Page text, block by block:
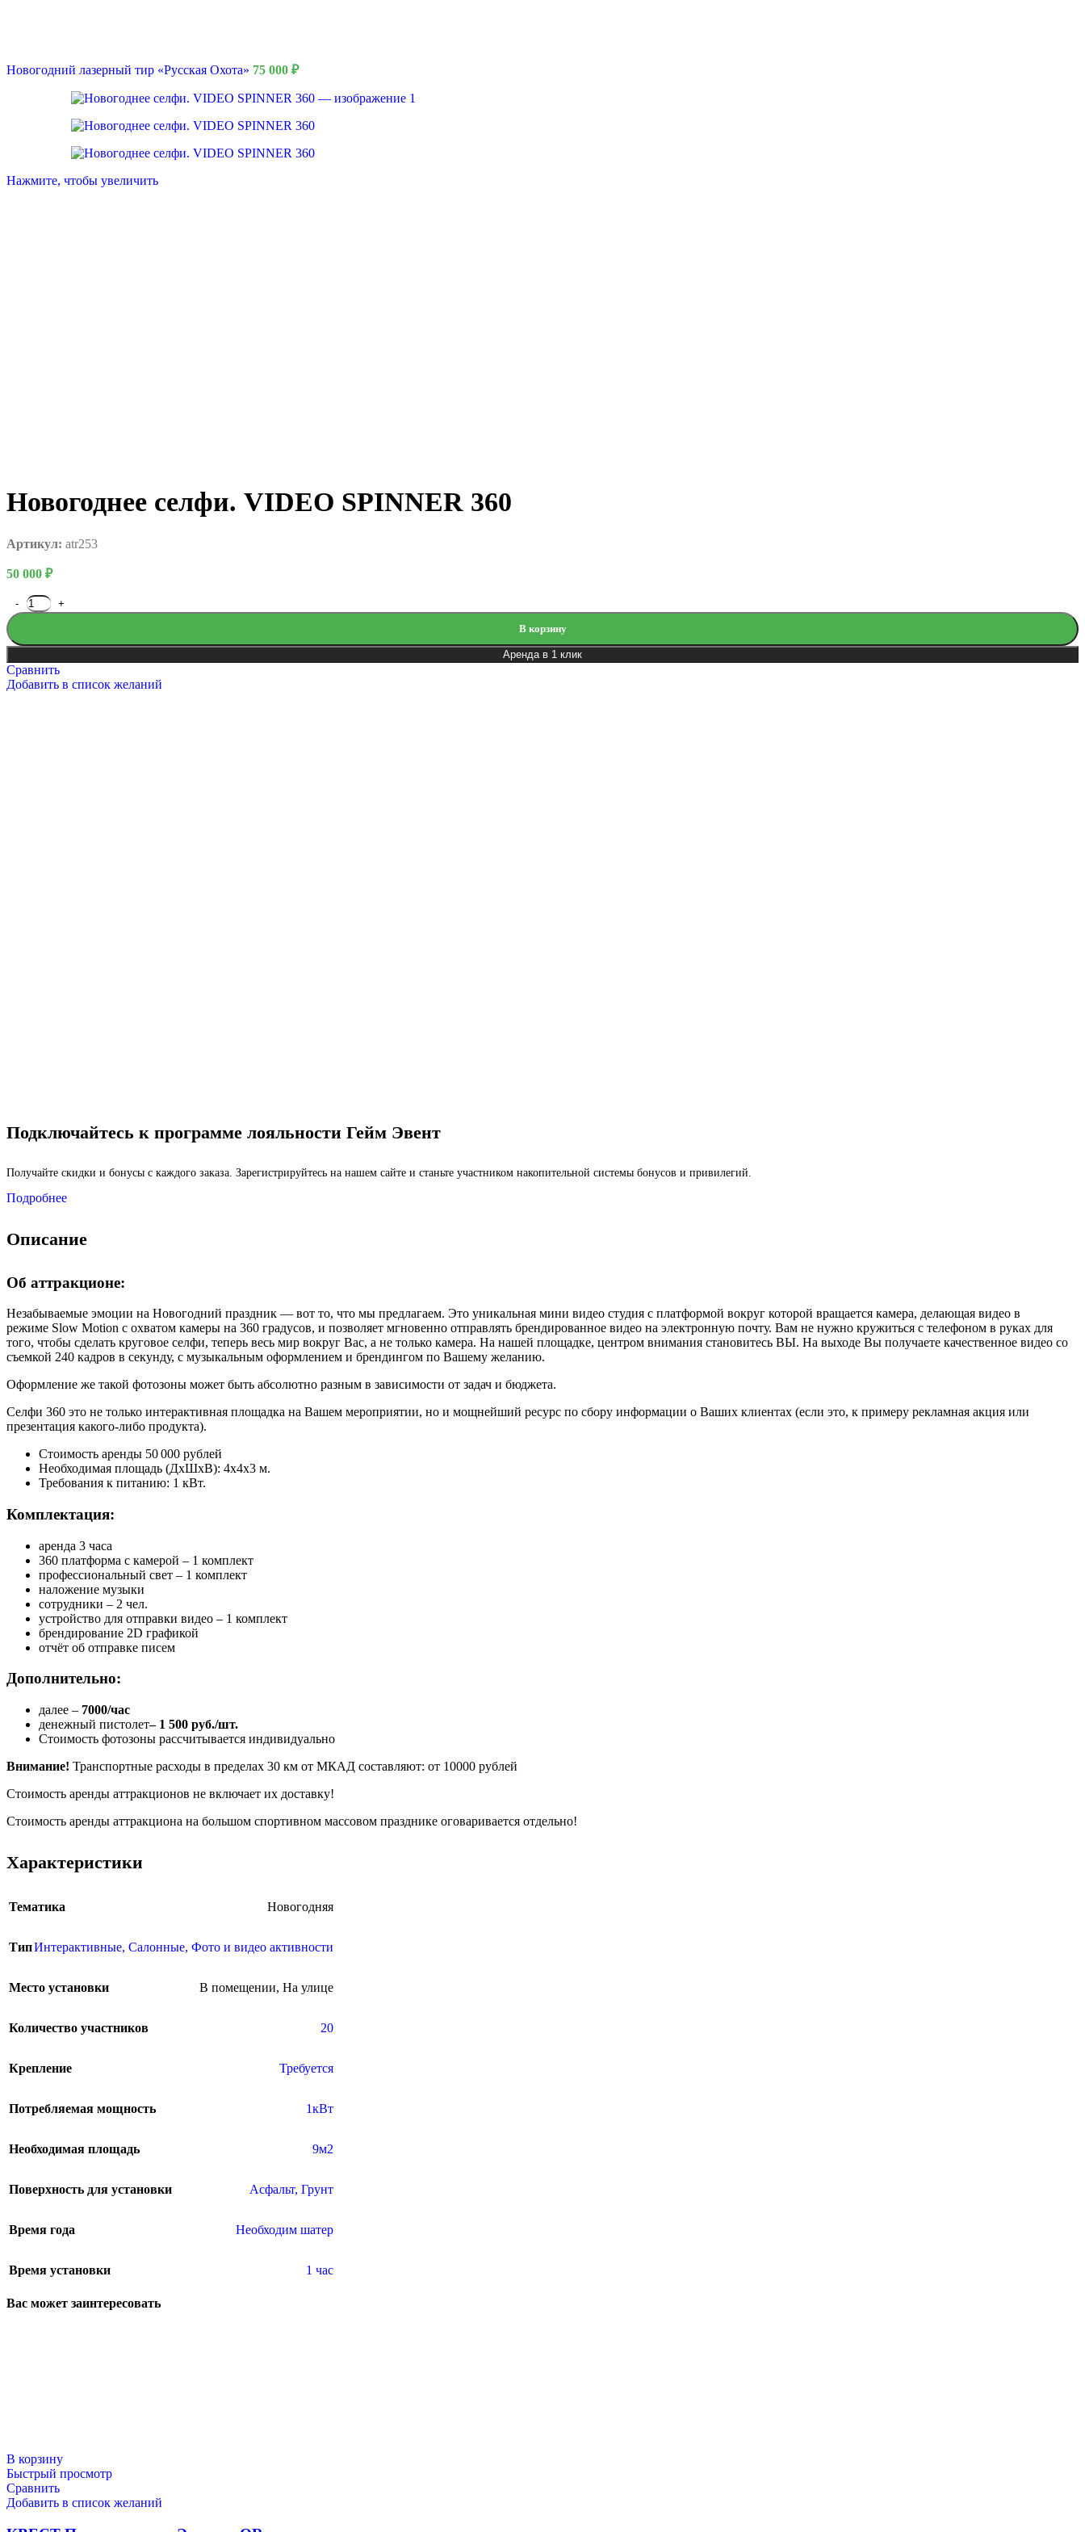
Новогодний лазерный тир «Русская Охота» 75 000 ₽
Нажмите, чтобы увеличить
Новогоднее селфи. VIDEO SPINNER 360
Артикул: atr253
50 000 ₽
В корзину
Аренда в 1 клик
Сравнить
Добавить в список желаний
Подключайтесь к программе лояльности Гейм Эвент
Получайте скидки и бонусы с каждого заказа. Зарегистрируйтесь на нашем сайте и станьте участником накопительной системы бонусов и привилегий.
Подробнее
Описание
Об аттракционе:
Незабываемые эмоции на Новогодний праздник — вот то, что мы предлагаем. Это уникальная мини видео студия с платформой вокруг которой вращается камера, делающая видео в
режиме Slow Motion с охватом камеры на 360 градусов, и позволяет мгновенно отправлять брендированное видео на электронную почту. Вам не нужно кружиться с телефоном в руках для
того, чтобы сделать круговое селфи, теперь весь мир вокруг Вас, а не только камера. На нашей площадке, центром внимания становитесь ВЫ. На выходе Вы получаете качественное видео со
съемкой 240 кадров в секунду, с музыкальным оформлением и брендингом по Вашему желанию.
Оформление же такой фотозоны может быть абсолютно разным в зависимости от задач и бюджета.
Селфи 360 это не только интерактивная площадка на Вашем мероприятии, но и мощнейший ресурс по сбору информации о Ваших клиентах (если это, к примеру рекламная акция или
презентация какого-либо продукта).
Стоимость аренды 50 000 рублей
Необходимая площадь (ДхШxВ): 4x4x3 м.
Требования к питанию: 1 кВт.
Комплектация:
аренда 3 часа
360 платформа с камерой – 1 комплект
профессиональный свет – 1 комплект
наложение музыки
сотрудники – 2 чел.
устройство для отправки видео – 1 комплект
брендирование 2D графикой
отчёт об отправке писем
Дополнительно:
далее – 7000/час
денежный пистолет– 1 500 руб./шт.
Стоимость фотозоны рассчитывается индивидуально
Внимание! Транспортные расходы в пределах 30 км от МКАД составляют: от 10000 рублей
Стоимость аренды аттракционов не включает их доставку!
Стоимость аренды аттракциона на большом спортивном массовом празднике оговаривается отдельно!
Характеристики
Тематика Новогодняя
ТипИнтерактивные, Салонные, Фото и видео активности
Место установки В помещении, На улице
Количество участников 20
Крепление Требуется
Потребляемая мощность 1кВт
Необходимая площадь 9м2
Поверхность для установки Асфальт, Грунт
Время года Необходим шатер
Время установки 1 час
Вас может заинтересовать
В корзину
Быстрый просмотр
Сравнить
Добавить в список желаний